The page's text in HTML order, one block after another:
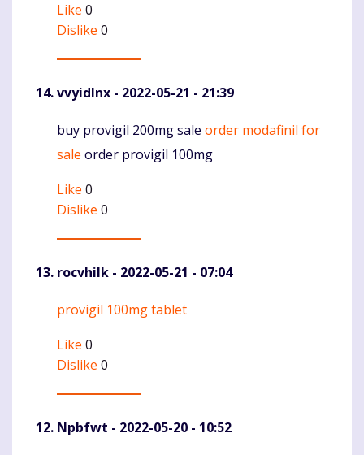
Like 0
Dislike 0
vvyidlnx - 2022-05-21 - 21:39
Komentaras
buy provigil 200mg sale order modafinil for
sale order provigil 100mg
Like 0
Dislike 0
rocvhilk - 2022-05-21 - 07:04
Komentaras
provigil 100mg tablet
Like 0
Dislike 0
Npbfwt - 2022-05-20 - 10:52